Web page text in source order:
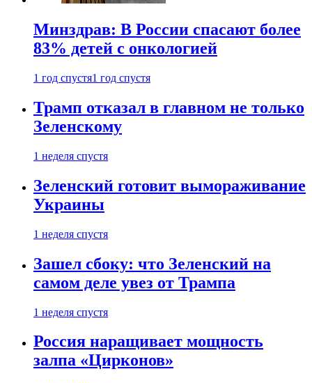
Минздрав: В России спасают более
83% детей с онкологией
1 год спустя1 год спустя
Трамп отказал в главном не только
Зеленскому
1 неделя спустя
Зеленский готовит вымораживание
Украины
1 неделя спустя
Зашел сбоку: что Зеленский на
самом деле увез от Трампа
1 неделя спустя
Россия наращивает мощность
залпа «Цирконов»